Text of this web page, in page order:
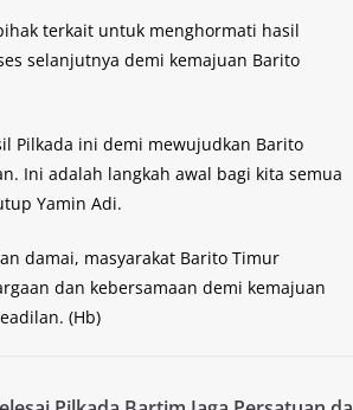
terkait untuk menghormati hasil
selanjutnya demi kemajuan Barito
Pilkada ini demi mewujudkan Barito
Ini adalah langkah awal bagi kita semua
Yamin Adi.
damai, masyarakat Barito Timur
dan kebersamaan demi kemajuan
(Hb)